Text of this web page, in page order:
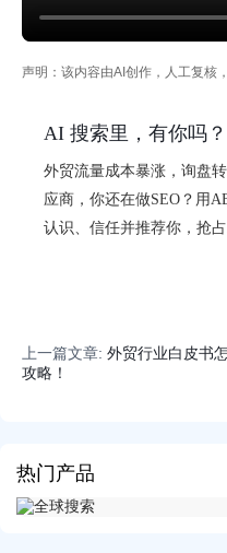
热门产品
声明：该内容由AI创作，人工复核
AI 搜索里，有你吗？
外贸流量成本暴涨，询盘
应商，你还在做SEO？用
认识、信任并推荐你，抢
上一篇文章: 外贸行业白皮书
攻略！